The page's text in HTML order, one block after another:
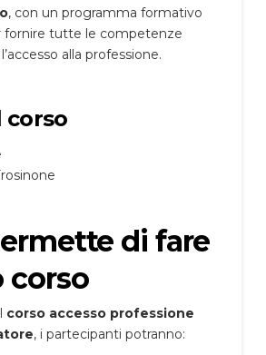
, con un programma formativo
tutte le competenze
alla professione.
corso
di fare
corso
corso accesso professione
, i partecipanti potranno: